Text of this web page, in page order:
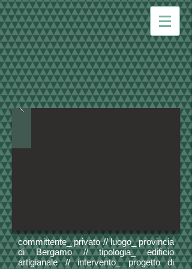
committente_ privato // luogo_ provincia
di Bergamo // tipologia_ edificio
artigianale // intervento_ progetto di